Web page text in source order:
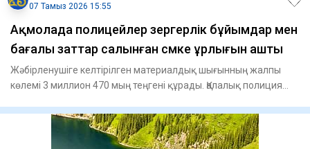
07 Тамыз 2026 15:55
Ақмолада полицейлер зергерлік бұйымдар мен
бағалы заттар салынған сөмке ұрлығын ашты
Жәбірленушіге келтірілген материалдық шығынның жалпы
көлемі 3 миллион 470 мың теңгені құрады. Қалалық полиция